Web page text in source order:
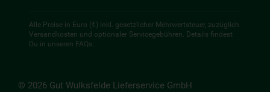
Alle Preise in Euro (€) inkl. gesetzlicher Mehrwertsteuer, zuzüglich
Versandkosten und optionaler Servicegebühren. Details findest
Du in unseren FAQs.
© 2026 Gut Wulksfelde Lieferservice GmbH